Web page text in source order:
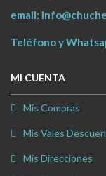
email:
Teléfono y
MI CUENTA
Mis Compras
Mis Vales
Mis Direcciones